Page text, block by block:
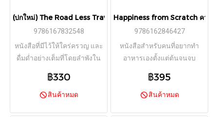
(ปกใหม่) The Road Less Traveled บทเรียนชีวิตที่จิตแพทย์อยากบ
9786167832548
หนังสือที่มีไว้ให้ใคร่ครวญ และ
ดื่มด่ำอย่างเต็มที่โดยลำพังใน
฿330
สินค้าหมด
Happiness from Scratch ความ
9786162846427
หนังสือสำหรับคนที่อยากทำ
อาหารเองตั้งแต่ต้นจนจบ
฿395
สินค้าหมด